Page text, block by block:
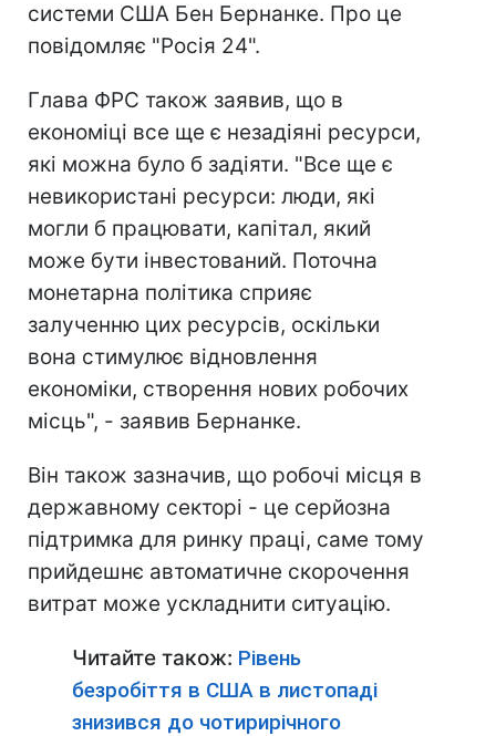
системи США Бен Бернанке. Про це
повідомляє "Росія 24".
Глава ФРС також заявив, що в
економіці все ще є незадіяні ресурси,
які можна було б задіяти. "Все ще є
невикористані ресурси: люди, які
могли б працювати, капітал, який
може бути інвестований. Поточна
монетарна політика сприяє
залученню цих ресурсів, оскільки
вона стимулює відновлення
економіки, створення нових робочих
місць", - заявив Бернанке.
Він також зазначив, що робочі місця в
державному секторі - це серйозна
підтримка для ринку праці, саме тому
прийдешнє автоматичне скорочення
витрат може ускладнити ситуацію.
Читайте також: Рівень
безробіття в США в листопаді
знизився до чотирирічного